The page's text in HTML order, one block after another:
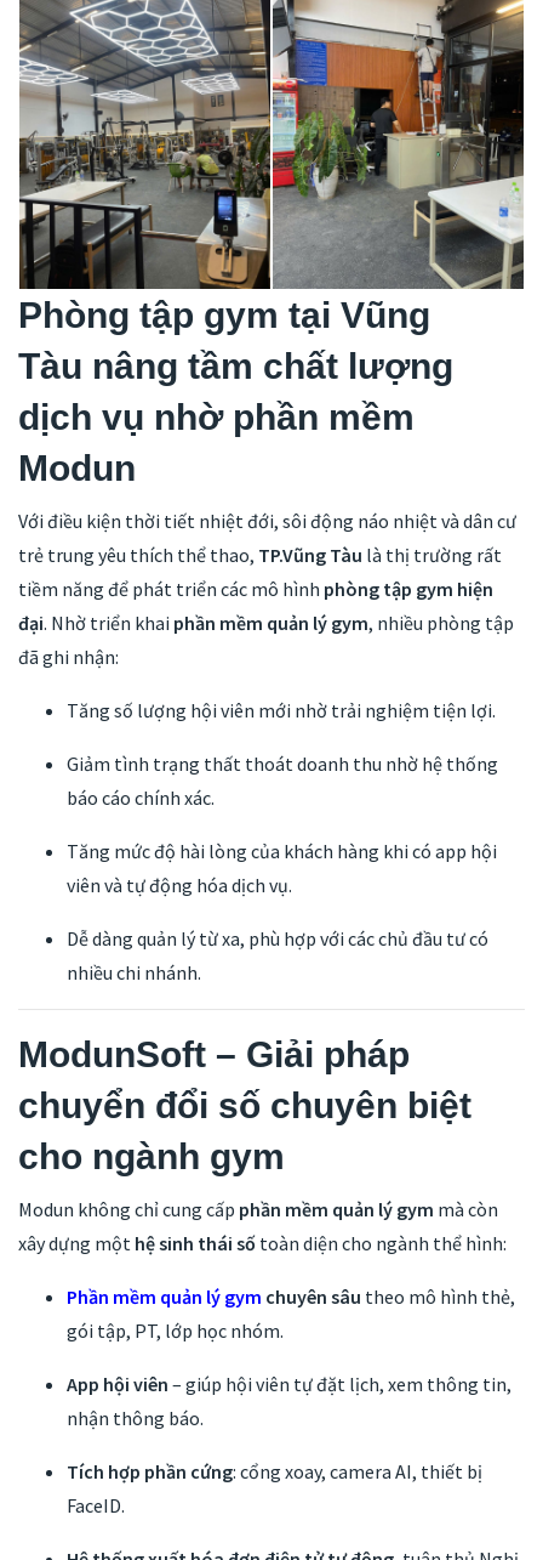
Phòng tập gym tại Vũng
Tàu nâng tầm chất lượng
dịch vụ nhờ phần mềm
Modun
Với điều kiện thời tiết nhiệt đới, sôi động náo nhiệt và dân cư
trẻ trung yêu thích thể thao, TP.Vũng Tàu là thị trường rất
tiềm năng để phát triển các mô hình phòng tập gym hiện
đại. Nhờ triển khai phần mềm quản lý gym, nhiều phòng tập
đã ghi nhận:
Tăng số lượng hội viên mới nhờ trải nghiệm tiện lợi.
Giảm tình trạng thất thoát doanh thu nhờ hệ thống
báo cáo chính xác.
Tăng mức độ hài lòng của khách hàng khi có app hội
viên và tự động hóa dịch vụ.
Dễ dàng quản lý từ xa, phù hợp với các chủ đầu tư có
nhiều chi nhánh.
ModunSoft – Giải pháp
chuyển đổi số chuyên biệt
cho ngành gym
Modun không chỉ cung cấp phần mềm quản lý gym mà còn
xây dựng một hệ sinh thái số toàn diện cho ngành thể hình:
Phần mềm quản lý gym chuyên sâu theo mô hình thẻ,
gói tập, PT, lớp học nhóm.
App hội viên – giúp hội viên tự đặt lịch, xem thông tin,
nhận thông báo.
Tích hợp phần cứng: cổng xoay, camera AI, thiết bị
FaceID.